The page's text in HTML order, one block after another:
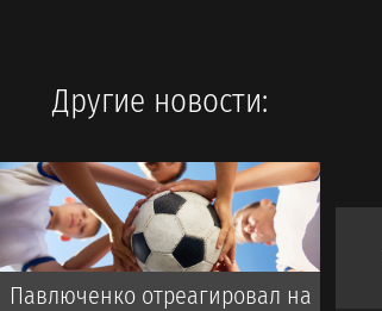
Другие новости:
Павлюченко отреагировал на